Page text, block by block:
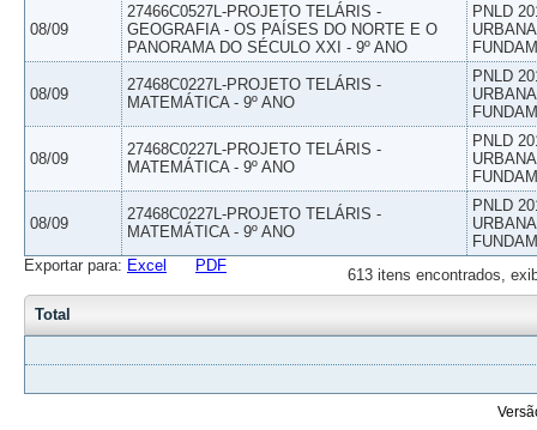
08/09
27466C0527L-PROJETO TELÁRIS -
GEOGRAFIA - OS PAÍSES DO NORTE E O
PANORAMA DO SÉCULO XXI - 9º ANO
PNLD
08/09
27468C0227L-PROJETO TELÁRIS -
MATEMÁTICA - 9º ANO
PNLD
08/09
27468C0227L-PROJETO TELÁRIS -
MATEMÁTICA - 9º ANO
PNLD
08/09
27468C0227L-PROJETO TELÁRIS -
MATEMÁTICA - 9º ANO
PNLD
613 itens encontrados,
Exportar para: Excel PDF
Total